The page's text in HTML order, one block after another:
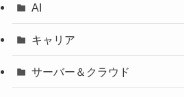
AI
キャリア
サーバー＆クラウド